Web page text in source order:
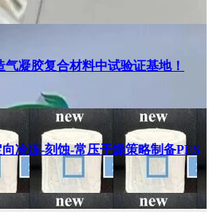
凝胶复合材料中试验证基地！
冷冻-刻蚀-常压干燥策略制备PES